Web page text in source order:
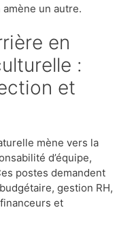
un autre.
:
et
mène vers la
d’équipe,
postes demandent
gestion RH,
et